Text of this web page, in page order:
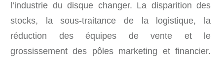
l’industrie du disque changer. La disparition des
stocks, la sous-traitance de la logistique, la
réduction des équipes de vente et le
grossissement des pôles marketing et financier.